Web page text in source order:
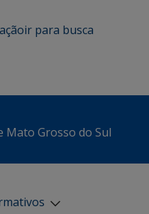
ir para busca
Grosso do Sul